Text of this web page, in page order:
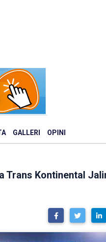
GALLERI OPINI
Kontinental